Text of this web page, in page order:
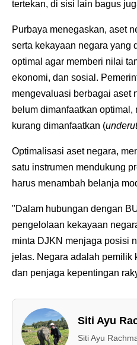
tertekan, di sisi lain bagus
Purbaya menegaskan, aset
serta kekayaan negara yang
optimal agar memberi nilai
ekonomi, dan sosial.
mengevaluasi berbagai aset
belum dimanfaatkan optimal,
kurang dimanfaatkan (
Optimalisasi aset negara,
satu instrumen mendukung
harus menambah belanja
"Dalam hubungan dengan
pengelolaan kekayaan
minta DJKN menjaga posisi
jelas. Negara adalah pemilik
dan penjaga kepentingan
Siti Ayu
Siti Ayu